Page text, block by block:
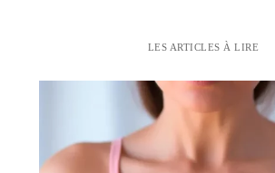
LES ARTICLES À LIRE